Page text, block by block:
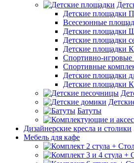
Детские площадки
Всесезонные
Детские площадки
Детские площадки
Детские
Спортивно-
Спортивные
Детские площадки
Детские площадки
Батуты
Дизайнерские кресла и столики
Мебель для кафе